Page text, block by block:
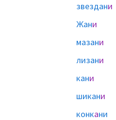
звездани
Жани
мазани
лизани
кани
шикани
конкани